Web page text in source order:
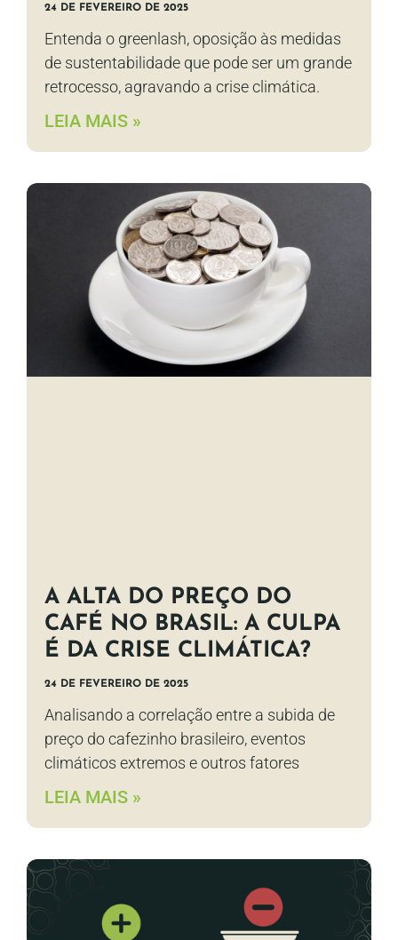
24 DE FEVEREIRO DE 2025
Entenda o greenlash, oposição às medidas
de sustentabilidade que pode ser um grande
retrocesso, agravando a crise climática.
LEIA MAIS »
A ALTA DO PREÇO DO
CAFÉ NO BRASIL: A CULPA
É DA CRISE CLIMÁTICA?
24 DE FEVEREIRO DE 2025
Analisando a correlação entre a subida de
preço do cafezinho brasileiro, eventos
climáticos extremos e outros fatores
LEIA MAIS »